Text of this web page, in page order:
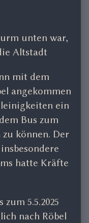
unten war,
Altstadt
mit dem
angekommen
ein
Bus zum
können. Der
hatte Kräfte
5.5.2025
nach Röbel